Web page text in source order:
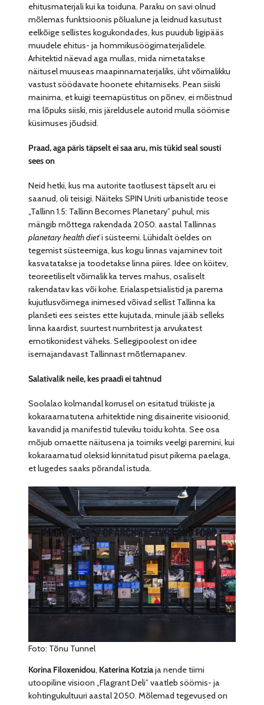
ehitusmaterjali kui ka toiduna. Paraku on savi olnud
mõlemas funktsioonis põlualune ja leidnud kasutust
eelkõige sellistes kogukondades, kus puudub ligipääs
muudele ehitus- ja hommikusöögimaterjalidele.
Arhitektid näevad aga mullas, mida nimetatakse
näitusel muuseas maapinnamaterjaliks, üht võimalikku
vastust söödavate hoonete ehitamiseks. Pean siiski
mainima, et kuigi teemapüstitus on põnev, ei mõistnud
ma lõpuks siiski, mis järeldusele autorid mulla söömise
küsimuses jõudsid.
Praad, aga päris täpselt ei saa aru, mis tükid seal sousti
sees on
Neid hetki, kus ma autorite taotlusest täpselt aru ei
saanud, oli teisigi. Näiteks SPIN Uniti urbanistide teose
„Tallinn 1.5: Tallinn Becomes Planetary” puhul, mis
mängib mõttega rakendada 2050. aastal Tallinnas
planetary health diet’i süsteemi. Lühidalt öeldes on
tegemist süsteemiga, kus kogu linnas vajaminev toit
kasvatatakse ja toodetakse linna piires. Idee on köitev,
teoreetiliselt võimalik ka terves mahus, osaliselt
rakendatav kas või kohe. Erialaspetsialistid ja parema
kujutlusvõimega inimesed võivad sellist Tallinna ka
planšeti ees seistes ette kujutada, minule jääb selleks
linna kaardist, suurtest numbritest ja arvukatest
emotikonidest väheks. Sellegipoolest on idee
isemajandavast Tallinnast mõtlemapanev.
Salativalik neile, kes praadi ei tahtnud
Soolalao kolmandal korrusel on esitatud trükiste ja
kokaraamatutena arhitektide ning disainerite visioonid,
kavandid ja manifestid tuleviku toidu kohta. See osa
mõjub omaette näitusena ja toimiks veelgi paremini, kui
kokaraamatud oleksid kinnitatud pisut pikema paelaga,
et lugedes saaks põrandal istuda.
Foto: Tõnu Tunnel
Korina Filoxenidou, Katerina Kotziaja nende tiimi
utoopiline visioon „Flagrant Deli” vaatleb söömis- ja
kohtingukultuuri aastal 2050. Mõlemad tegevused on